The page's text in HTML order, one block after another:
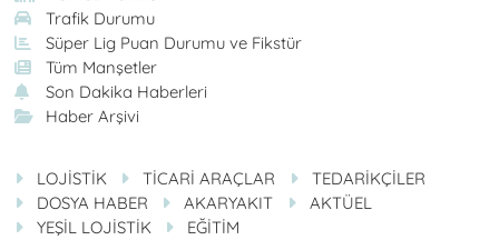
Trafik Durumu
Süper Lig Puan Durumu ve Fikstür
Tüm Manşetler
Son Dakika Haberleri
Haber Arşivi
LOJİSTİK TİCARİ ARAÇLAR
TEDARİKÇİLER
DOSYA HABER
AKARYAKIT
AKTÜEL
YEŞİL LOJİSTİK
EĞİTİM